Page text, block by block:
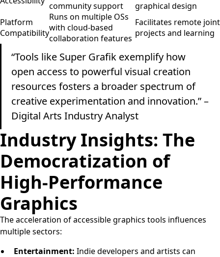
community support
graphical design
Platform
Compatibility
Runs on multiple OSs
with cloud-based
collaboration features
Facilitates remote joint
projects and learning
“Tools like Super Grafik exemplify how
open access to powerful visual creation
resources fosters a broader spectrum of
creative experimentation and innovation.” –
Digital Arts Industry Analyst
Industry Insights: The
Democratization of
High-Performance
Graphics
The acceleration of accessible graphics tools influences
multiple sectors:
Entertainment: Indie developers and artists can